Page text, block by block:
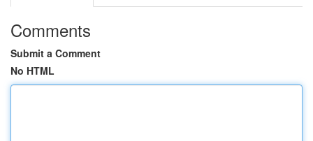
Comments
Submit a Comment
No HTML